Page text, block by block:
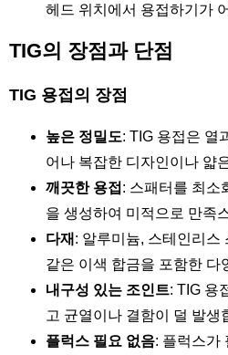
헤드 위치에서 용접하기가
TIG의 장점과 단점
TIG 용접의 장점
높은 정밀도: TIG 용접은 열
어나 복잡한 디자인이나 얇
깨끗한 용접 : 스패터를 최소
을 생성하여 미적으로 만족
다재 : 알루미늄, 스테인리스
같은 이색 합금을 포함한 다
내구성 있는 조인트: TIG 용
고 균열이나 결함이 덜 발생
플럭스 필요 없음: 플럭스가